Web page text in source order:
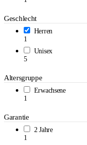
Geschlecht
Herren
1
Unisex
5
Altersgruppe
Erwachsene
1
Garantie
2 Jahre
1